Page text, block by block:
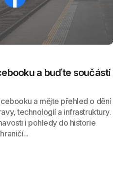
a buďte součástí
a mějte přehled o dění
technologií a infrastruktury.
i pohledy do historie